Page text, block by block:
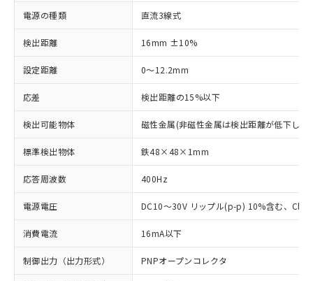
電源の種類 直流3線式
検出距離 16mm ±10%
設定距離 0～12.2mm
応差 検出距離の15%以下
検出可能物体 磁性金属(非磁性金属は検出距離が低下しま
標準検出物体 鉄48×48×1mm
応答周波数 400Hz
電源電圧 DC10～30V リップル(p-p) 10%含む、
消費電流 16mA以下
制御出力（出力形式） PNPオープンコレクタ